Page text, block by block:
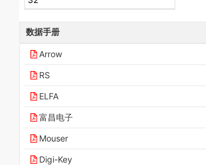
数据手册
Arrow
RS
ELFA
富昌电子
Mouser
Digi-Key